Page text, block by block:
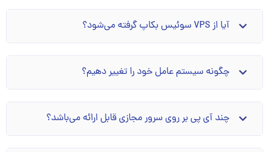
آیا از VPS سوئیس بکاپ گرفته می‌شود؟
چگونه سیستم عامل خود را تغییر دهیم؟
چند آی پی بر روی سرور مجازی قابل ارائه می‌باشد؟